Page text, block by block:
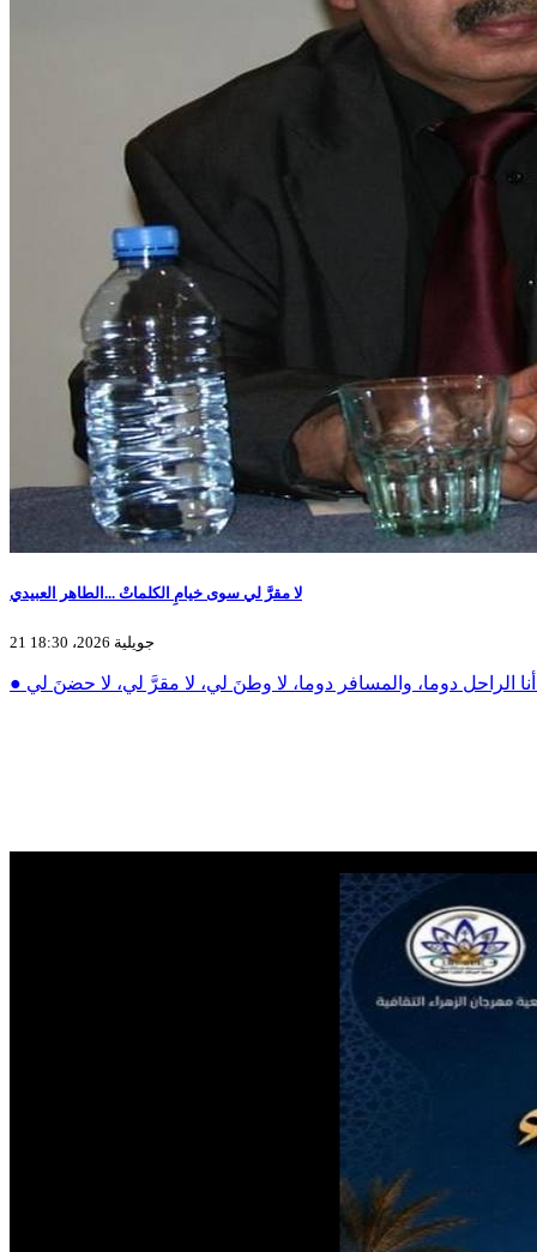
لا مقرَّ لي سوى خيامِ الكلماتْ ...الطاهر العبيدي
21 جويلية 2026، 18:30